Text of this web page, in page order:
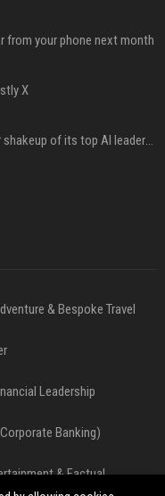
from your phone next month
X
Google just announced a major shakeup of its top AI leadership
& Bespoke Travel
Leadership
Banking)
& Factual